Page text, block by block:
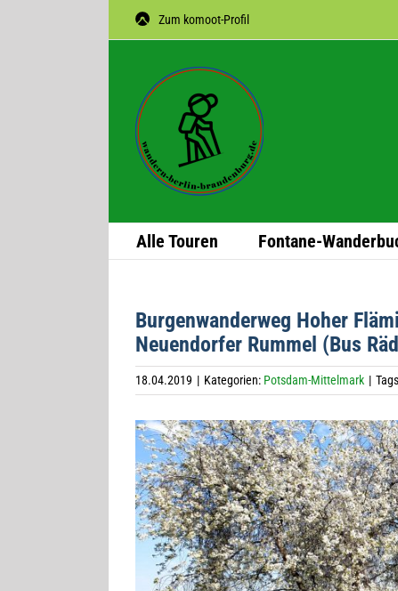
Zum komoot-Profil
Alle Tou­ren Fon­­tane-
Bur­gen­wan­der­weg Hoher
Neu­en­dor­fer Rum­mel (Bus
18.04.2019 | Kategorien: Potsdam-Mittelmark |
Zeige
grösseres
Bild